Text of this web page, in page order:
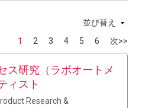
並び替え
1
2 3 4 5 6 次>>
ス研究（ラボオートメ
ィスト
Research &